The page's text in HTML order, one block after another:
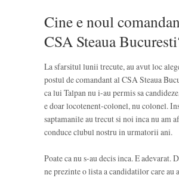
Cine e noul
CSA Steaua
La sfarsitul lunii trecute, au avut loc
postul de comandant al CSA Steaua
ca lui Talpan nu i-au permis sa
e doar locotenent-colonel, nu colonel.
saptamanile au trecut si noi inca nu am
conduce clubul nostru in urmatorii ani.
Poate ca nu s-au decis inca. E adevarat.
ne prezinte o lista a candidatilor care au